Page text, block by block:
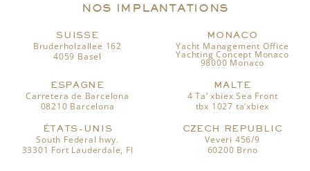
NOS IMPLANTATIONS
SUISSE
Bruderholzallee 162
4059 Basel
MONACO
Yacht Management Office
Yachting Concept Monaco
98000 Monaco
ESPAGNE
Carretera de Barcelona
08210 Barcelona
MALTE
4 Ta’ xbiex Sea Front
tbx 1027 ta’xbiex
ÉTATS-UNIS
South Federal hwy.
33301 Fort Lauderdale, Fl
CZECH REPUBLIC
Veveri 456/9
60200 Brno